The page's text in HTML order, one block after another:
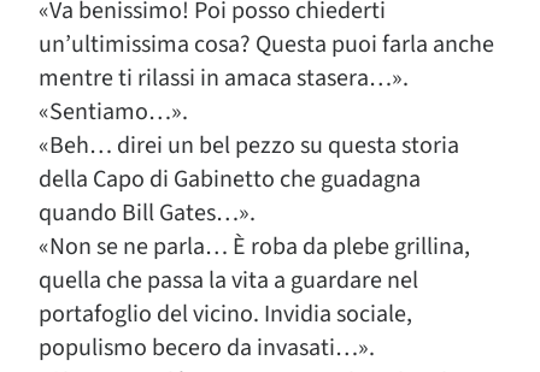
«Va benissimo! Poi posso chiederti
un’ultimissima cosa? Questa puoi farla anche
mentre ti rilassi in amaca stasera…».
«Sentiamo…».
«Beh… direi un bel pezzo su questa storia
della Capo di Gabinetto che guadagna
quando Bill Gates…».
«Non se ne parla… È roba da plebe grillina,
quella che passa la vita a guardare nel
portafoglio del vicino. Invidia sociale,
populismo becero da invasati…».